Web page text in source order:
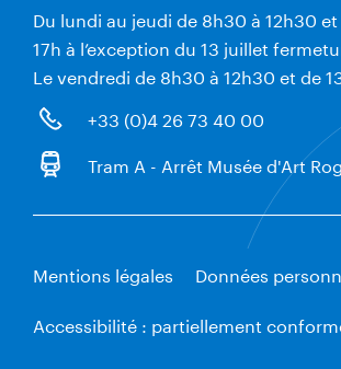
Du lundi au jeudi de 8h30 à 12h30
17h à l’exception du 13 juillet
Le vendredi de 8h30 à 12h30 et de
+33 (0)4 26 73 40 00
Tram A - Arrêt Musée d'Art
Mentions légales
Données
Accessibilité : partiellement